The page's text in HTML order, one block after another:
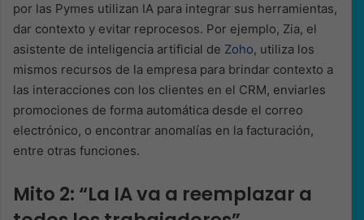
por las Pymes utilizan IA para integrar sus herramientas,
dar contexto y evitar reprocesos. Por ejemplo, Zia, el
asistente de inteligencia artificial de Zoho, utiliza los
mismos recursos de la empresa para brindar contexto a
las interacciones con los clientes en el CRM, enviarles
promociones de forma automática desde el correo
electrónico, o encontrar anomalías en la facturación,
entre otras funciones.
Mito 2: “La IA va a reemplazar a